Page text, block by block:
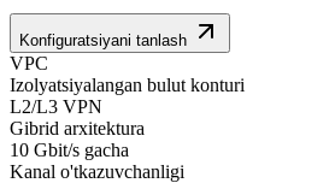
Konfiguratsiyani tanlash
VPC
Izolyatsiyalangan bulut konturi
L2/L3 VPN
Gibrid arxitektura
10 Gbit/s gacha
Kanal o'tkazuvchanligi